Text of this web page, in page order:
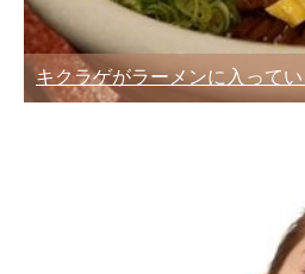
キクラゲがラーメンに入ってい